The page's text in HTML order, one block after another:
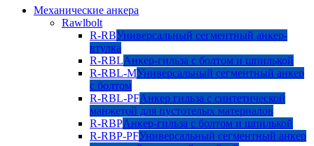
Механические анкера
Rawlbolt
R-RBУниверсальный сегментный анкер-
втулка
R-RBLАнкер-гильза с болтом и шпилькой
R-RBL-MУниверсальный сегментный анкер
с болтом
R-RBL-PFАнкер гильза с синтетической
манжетой для пустотелых материалов
R-RBPАнкер-гильза с болтом и шпилькой
R-RBP-PFУниверсальный сегментный анкер